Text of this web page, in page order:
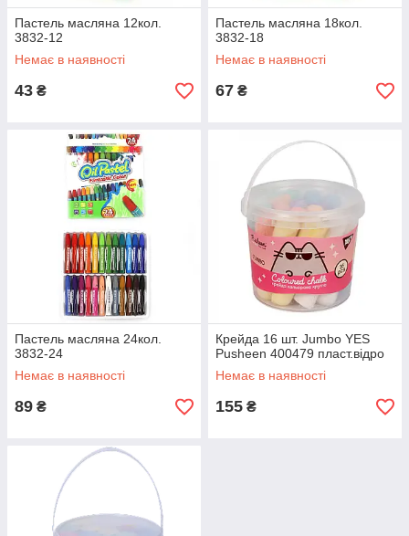
Пастель масляна 12кол.
3832-12
Немає в наявності
43 ₴
Пастель масляна 18кол.
3832-18
Немає в наявності
67 ₴
Пастель масляна 24кол.
3832-24
Немає в наявності
89 ₴
Крейда 16 шт. Jumbo YES
Pusheen 400479 пласт.відро
Немає в наявності
155 ₴